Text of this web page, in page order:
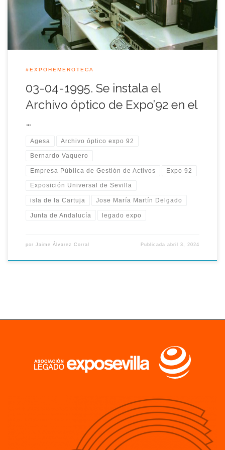
pesetas y […]
#EXPOHEMEROTECA
03-04-1995. Se instala el
Archivo óptico de Expo’92 en el
…
Agesa Archivo óptico expo 92
Bernardo Vaquero
Empresa Pública de Gestión de Activos Expo 92
Exposición Universal de Sevilla
isla de la Cartuja Jose María Martín Delgado
Junta de Andalucía legado expo
por Jaime Álvarez Corral Publicadaabril 3, 2024